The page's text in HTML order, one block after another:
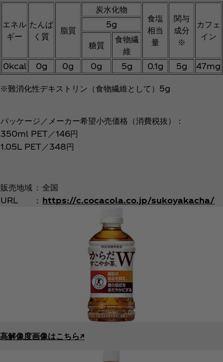
エネル
ギー
たんぱ
く質
脂質
炭水化物
食塩
相当
量
関与
成分
※
カフェ
イン
5g
糖質
食物繊
維
0kcal
0g 0g 0g 5g 0.1g 5g 47mg
※難消化性デキストリン（食物繊維として）5g
パッケージ／メーカー希望小売価格（消費税抜）：
350ml PET／146円
1.05L PET／348円
販売地域 ： 全国
URL
： https://c.cocacola.co.jp/sukoyakacha/
高解像度画像はこちら↗︎